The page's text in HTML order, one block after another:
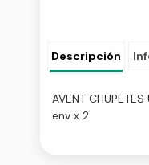
Descripción
AVENT
env x 2